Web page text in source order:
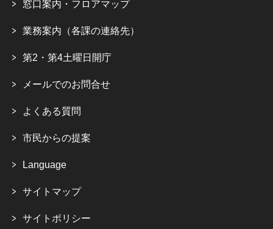
窓口案内・フロアマップ
業務案内（各課の連絡先）
第2・第4土曜日開庁
メールでのお問合せ
よくある質問
市民からの提案
Language
サイトマップ
サイトポリシー